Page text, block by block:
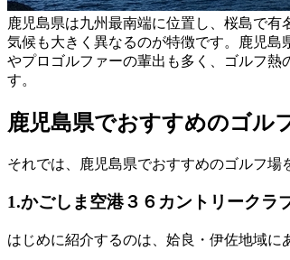
鹿児島県は九州最南端に位置し、桜島で
気候も大きく異なるのが特徴です。鹿児
やプロゴルファーの輩出も多く、ゴルフ熱
す。
鹿児島県でおすすめのゴル
それでは、鹿児島県でおすすめのゴルフ場
1.かごしま空港３６カントリークラ
はじめに紹介するのは、姶良・伊佐地域に